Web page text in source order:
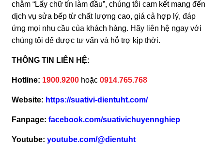
châm “Lấy chữ tín làm đầu”, chúng tôi cam kết mang đến
dịch vụ sửa bếp từ chất lượng cao, giá cả hợp lý, đáp
ứng mọi nhu cầu của khách hàng. Hãy liên hệ ngay với
chúng tôi để được tư vấn và hỗ trợ kịp thời.
THÔNG TIN LIÊN HỆ:
Hotline: 1900.9200 hoặc 0914.765.768
Website: https://suativi-dientuht.com/
Fanpage: facebook.com/suativichuyennghiep
Youtube: youtube.com/@dientuht